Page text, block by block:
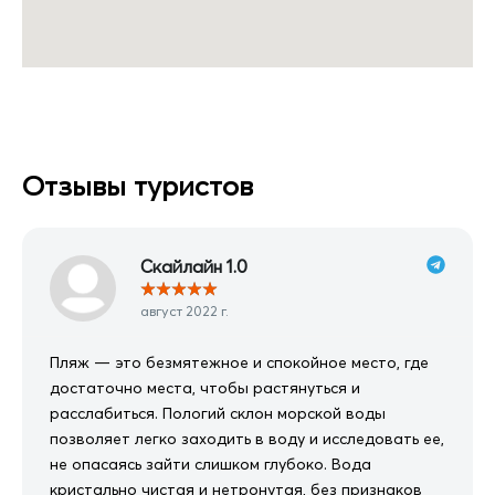
Отзывы туристов
Скайлайн 1.0
★★★★★
август 2022 г.
Пляж — это безмятежное и спокойное место, где
достаточно места, чтобы растянуться и
расслабиться. Пологий склон морской воды
позволяет легко заходить в воду и исследовать ее,
не опасаясь зайти слишком глубоко. Вода
кристально чистая и нетронутая, без признаков